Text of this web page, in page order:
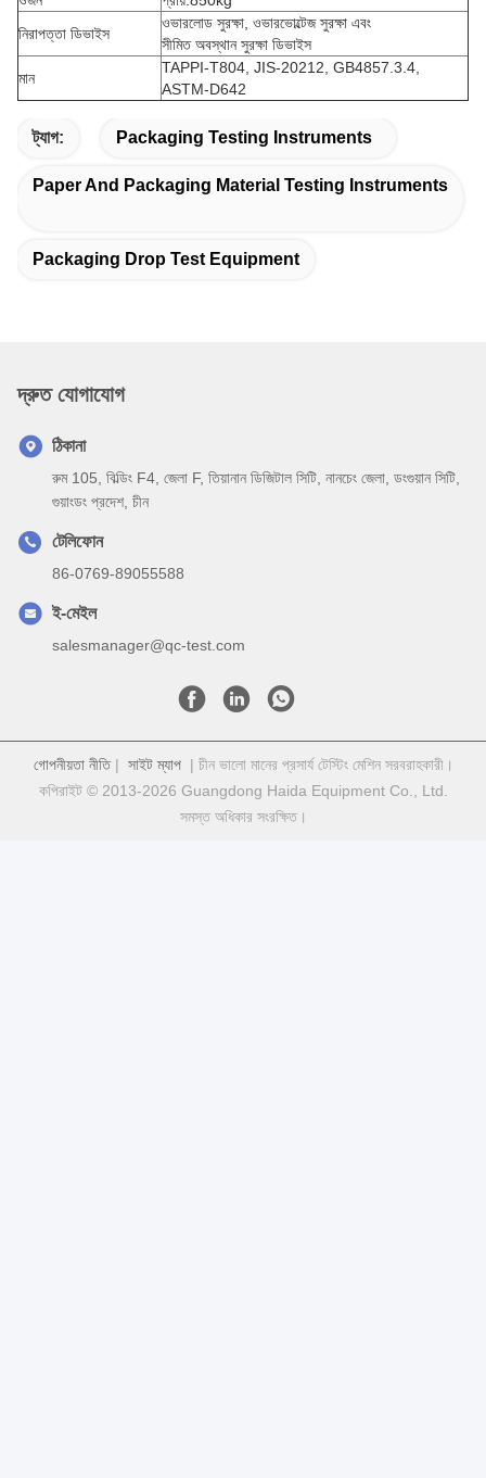
নিরাপত্তা ডিভাইস
ওভারলোড সুরক্ষা, ওভারভোল্টেজ সুরক্ষা এবং
সীমিত অবস্থান সুরক্ষা ডিভাইস
মান
TAPPI-T804, JIS-20212, GB4857.3.4,
ASTM-D642
ট্যাগ: Packaging Testing Instruments
Paper And Packaging Material Testing Instruments
Packaging Drop Test Equipment
দ্রুত যোগাযোগ
ঠিকানা
রুম 105, বিল্ডিং F4, জেলা F, তিয়ানান ডিজিটাল সিটি, নানচেং জেলা, ডংগুয়ান সিটি,
গুয়াংডং প্রদেশ, চীন
টেলিফোন
86-0769-89055588
ই-মেইল
salesmanager@qc-test.com
গোপনীয়তা নীতি| সাইট ম্যাপ| চীন ভালো মানের প্রসার্য টেস্টিং মেশিন সরবরাহকারী।
কপিরাইট © 2013-2026 Guangdong Haida Equipment Co., Ltd.
সমস্ত অধিকার সংরক্ষিত।